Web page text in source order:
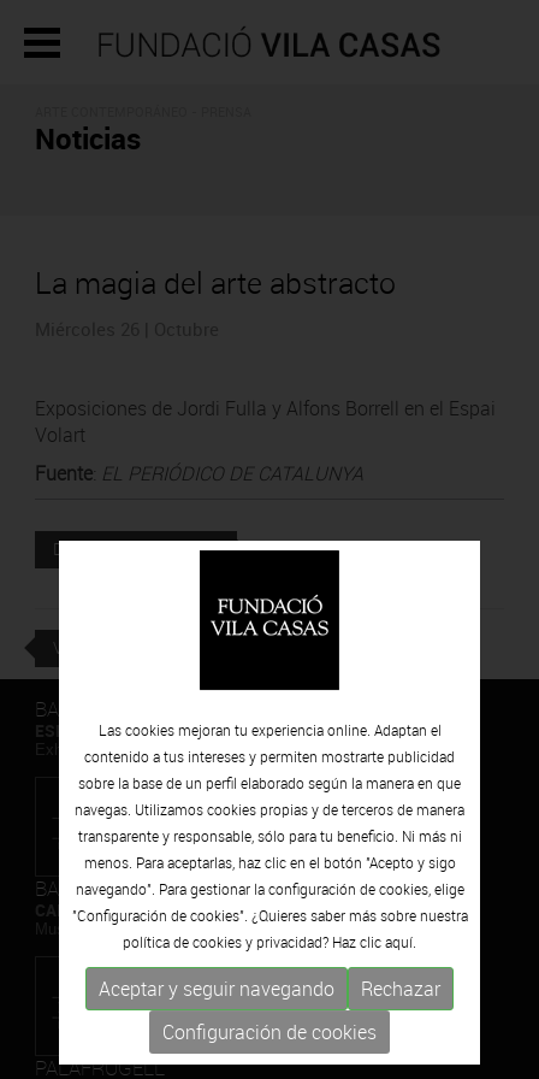
Noticias
La magia del arte abstracto
Exposiciones de Jordi Fulla y Alfons Borrell en el Espai
Volart
Fuente: EL PERIÓDICO DE CATALUNYA
DESCARGAR Documento adjunto
VOLVER
BARCELONA
ESPAIS VOLART
Exhibiciones temporales Arte Contemporáneo
BARCELONA
CAN FRAMIS
Museo de Pintura Contemporánea
PALAFRUGELL
Las cookies mejoran tu experiencia online. Adaptan el
contenido a tus intereses y permiten mostrarte publicidad
sobre la base de un perfil elaborado según la manera en que
navegas. Utilizamos cookies propias y de terceros de manera
transparente y responsable, sólo para tu beneficio. Ni más ni
menos. Para aceptarlas, haz clic en el botón "Acepto y sigo
navegando". Para gestionar la configuración de cookies, elige
"Configuración de cookies". ¿Quieres saber más sobre nuestra
política de cookies y privacidad? Haz clicaquí.
Aceptar y seguir navegando
Rechazar
Configuración de cookies